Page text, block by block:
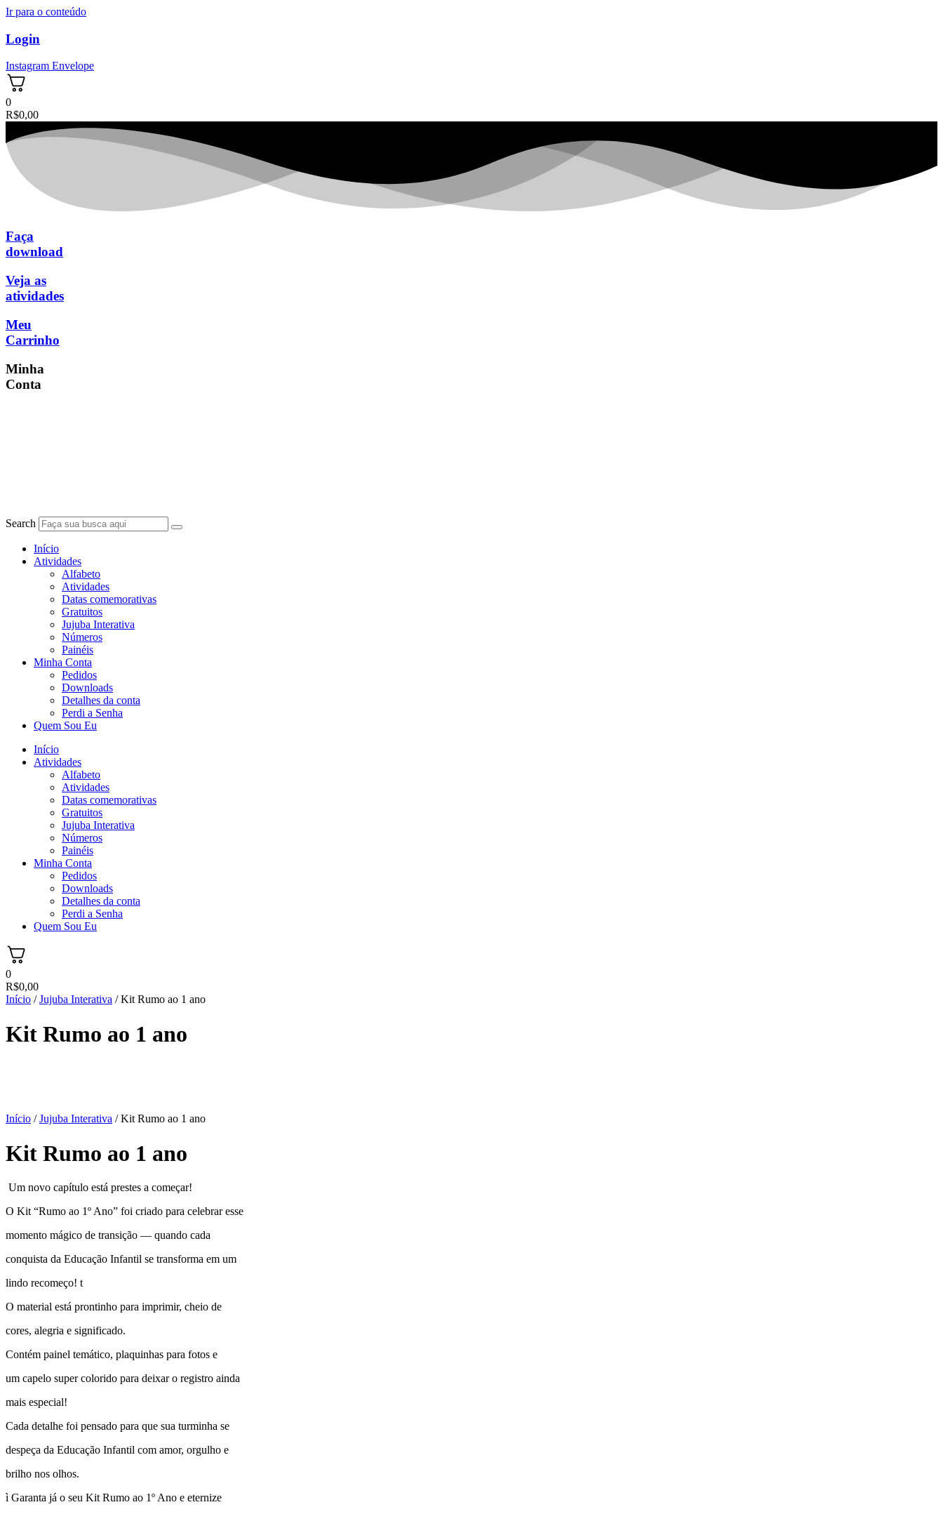
Ir para o conteúdo
Login
Instagram Envelope
0
R$0,00
Faça
download
Veja as
atividades
Meu
Carrinho
Minha
Conta
Search
Início
Atividades
Alfabeto
Atividades
Datas comemorativas
Gratuitos
Jujuba Interativa
Números
Painéis
Minha Conta
Pedidos
Downloads
Detalhes da conta
Perdi a Senha
Quem Sou Eu
Início
Atividades
Alfabeto
Atividades
Datas comemorativas
Gratuitos
Jujuba Interativa
Números
Painéis
Minha Conta
Pedidos
Downloads
Detalhes da conta
Perdi a Senha
Quem Sou Eu
0
R$0,00
Início /Jujuba Interativa / Kit Rumo ao 1 ano
Kit Rumo ao 1 ano
Início /Jujuba Interativa / Kit Rumo ao 1 ano
Kit Rumo ao 1 ano
Um novo capítulo está prestes a começar!
O Kit “Rumo ao 1º Ano” foi criado para celebrar esse
momento mágico de transição — quando cada
conquista da Educação Infantil se transforma em um
lindo recomeço! t
O material está prontinho para imprimir, cheio de
cores, alegria e significado.
Contém painel temático, plaquinhas para fotos e
um capelo super colorido para deixar o registro ainda
mais especial!
Cada detalhe foi pensado para que sua turminha se
despeça da Educação Infantil com amor, orgulho e
brilho nos olhos.
ì Garanta já o seu Kit Rumo ao 1º Ano e eternize